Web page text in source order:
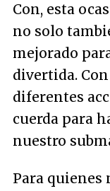
Con, esta
no solo
mejorado
divertida.
diferentes
cuerda para
nuestro
Para quienes